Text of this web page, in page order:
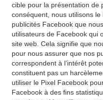
cible pour la présentation de
conséquent, nous utilisons
publicités Facebook que
utilisateurs de Facebook qui
site web. Cela signifie que
pour nous assurer que nos
correspondent à l’intérêt
constituent pas un
utiliser le Pixel Facebook
Facebook à des fins